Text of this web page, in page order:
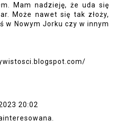
Mam nadzieję, że uda się
Może nawet się tak złoży,
w Nowym Jorku czy w innym
20:02